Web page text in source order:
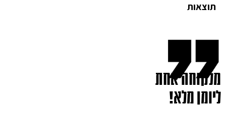
תוצאות
מלקוחה אחת
ליומן מלא!